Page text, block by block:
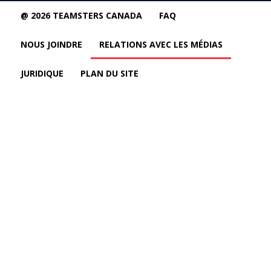
@ 2026 TEAMSTERS CANADA FAQ
NOUS JOINDRE RELATIONS AVEC LES MÉDIAS
JURIDIQUE PLAN DU SITE